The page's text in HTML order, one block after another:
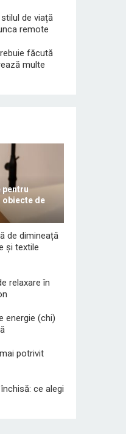
de viață
remote
făcută
multe
pentru
obiecte de
de dimineață
și textile
relaxare în
energie (chi)
potrivit
ce alegi